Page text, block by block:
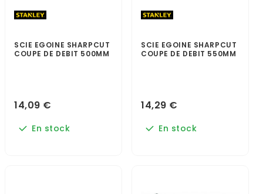
SCIE EGOINE SHARPCUT
COUPE DE DEBIT 500MM
14,09 €
En stock
SCIE EGOINE SHARPCUT
COUPE DE DEBIT 550MM
14,29 €
En stock